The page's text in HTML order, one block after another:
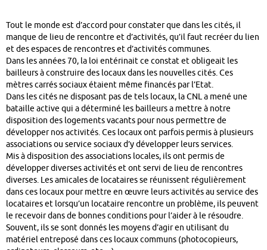
Tout le monde est d’accord pour constater que dans les cités, il
manque de lieu de rencontre et d’activités, qu’il faut recréer du lien
et des espaces de rencontres et d’activités communes.
Dans les années 70, la loi entérinait ce constat et obligeait les
bailleurs à construire des locaux dans les nouvelles cités. Ces
mètres carrés sociaux étaient même financés par l’Etat.
Dans les cités ne disposant pas de tels locaux, la CNL a mené une
bataille active qui a déterminé les bailleurs a mettre à notre
disposition des logements vacants pour nous permettre de
développer nos activités. Ces locaux ont parfois permis à plusieurs
associations ou service sociaux d’y développer leurs services.
Mis à disposition des associations locales, ils ont permis de
développer diverses activités et ont servi de lieu de rencontres
diverses. Les amicales de locataires se réunissent régulièrement
dans ces locaux pour mettre en œuvre leurs activités au service des
locataires et lorsqu’un locataire rencontre un problème, ils peuvent
le recevoir dans de bonnes conditions pour l’aider à le résoudre.
Souvent, ils se sont donnés les moyens d’agir en utilisant du
matériel entreposé dans ces locaux communs (photocopieurs,